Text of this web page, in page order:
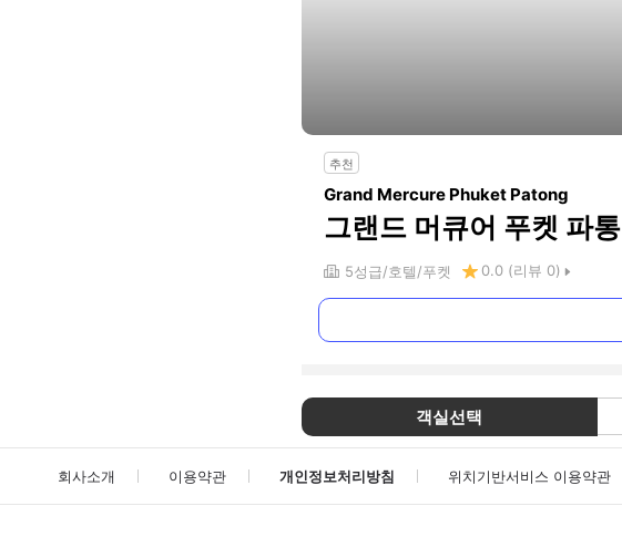
추천
Grand Mercure Phuket Patong
그랜드 머큐어 푸켓 파통
5성급 호텔 푸켓 0.0 (리뷰 0)
객실선택
회사소개 이용약관 개인정보처리방침 위치기반서비스 이용약관